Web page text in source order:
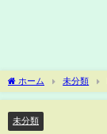
ホーム 未分類
未分類